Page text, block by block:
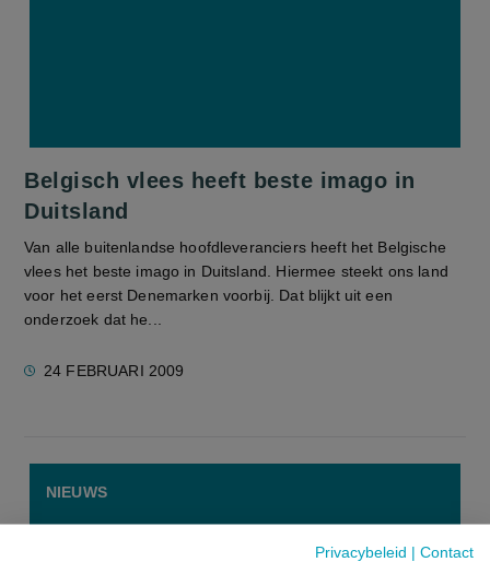
Privacybeleid | Contact
Belgisch vlees heeft beste imago in
Duitsland
Van alle buitenlandse hoofdleveranciers heeft het Belgische
vlees het beste imago in Duitsland. Hiermee steekt ons land
voor het eerst Denemarken voorbij. Dat blijkt uit een
onderzoek dat he...
24 FEBRUARI 2009
NIEUWS